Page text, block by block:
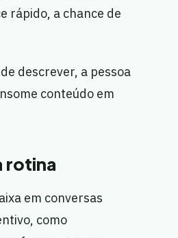
rápido, a chance de
descrever, a pessoa
conteúdo em
rotina
em conversas
como